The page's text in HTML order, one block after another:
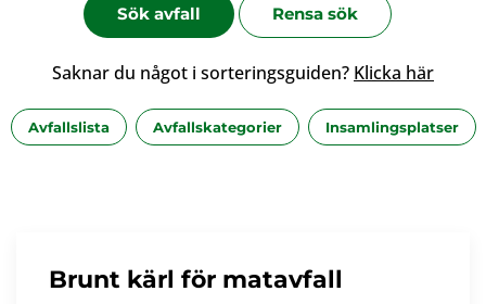
Sök avfall Rensa sök
Saknar du något i sorteringsguiden? Klicka här
Avfallslista Avfallskategorier Insamlingsplatser
Brunt kärl för matavfall